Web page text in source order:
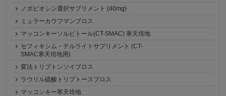
ノボビオシン選択サプリメント (40mg)
ミュラーカウフマンブロス
マッコンキーソルビトール(CT-SMAC) 寒天培地
セフィキシム・テルライトサプリメント (CT-
SMAC寒天培地用)
変法トリプトンソイブロス
ラウリル硫酸トリプトースブロス
マッコンキー寒天培地